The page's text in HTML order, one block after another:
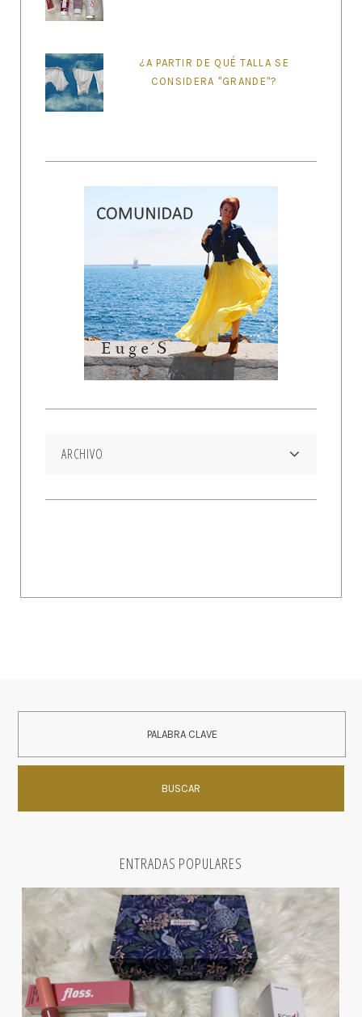
¿A PARTIR DE QUÉ TALLA SE
CONSIDERA "GRANDE"?
ARCHIVO
ENTRADAS POPULARES